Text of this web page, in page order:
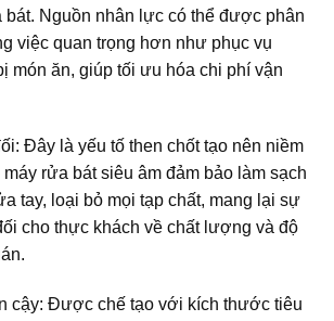
bát. Nguồn nhân lực có thể được phân
việc quan trọng hơn như phục vụ
món ăn, giúp tối ưu hóa chi phí vận
Đây là yếu tố then chốt tạo nên niềm
rửa bát siêu âm đảm bảo làm sạch
tay, loại bỏ mọi tạp chất, mang lại sự
cho thực khách về chất lượng và độ
cậy: Được chế tạo với kích thước tiêu